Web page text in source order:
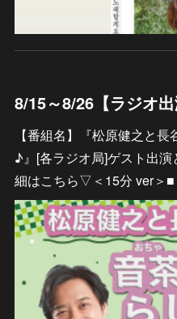
【番組名】『松原健之と
♪』[各ラジオ局]ゲスト出
細はこちら▽＜15分 ver